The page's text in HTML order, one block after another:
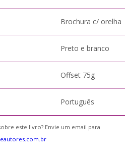
Brochura c/ orelha
Preto e branco
Offset 75g
Português
este livro? Envie um email para